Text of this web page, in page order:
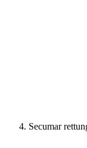
Secumar